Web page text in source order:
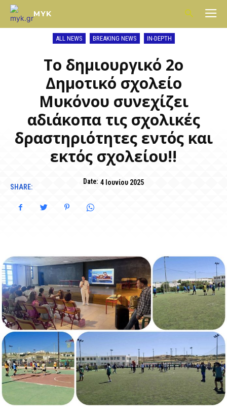
MYK
ALL NEWS BREAKING NEWS IN-DEPTH
Το δημιουργικό 2ο
Δημοτικό σχολείο
Μυκόνου συνεχίζει
αδιάκοπα τις σχολικές
δραστηριότητες εντός και
εκτός σχολείου!!
Date: 4 Ιουνίου 2025
SHARE: